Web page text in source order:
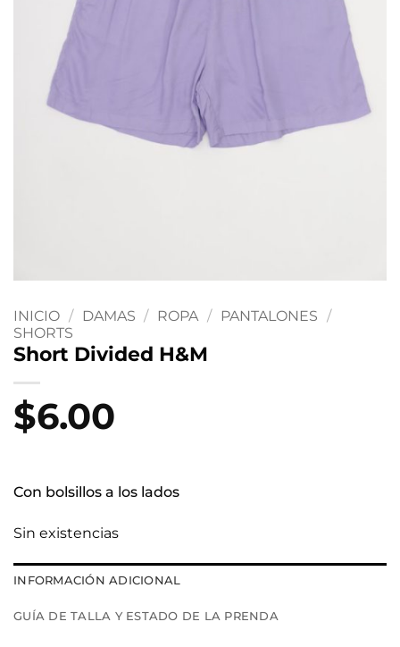
INICIO / DAMAS / ROPA / PANTALONES /
SHORTS
Short Divided H&M
$6.00
Con bolsillos a los lados
Sin existencias
INFORMACIÓN ADICIONAL
GUÍA DE TALLA Y ESTADO DE LA PRENDA